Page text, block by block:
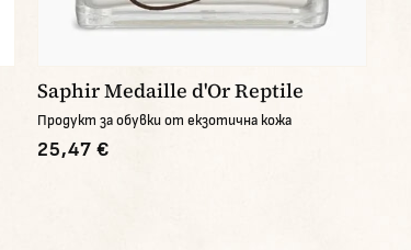
Saphir Medaille d'Or Reptile
Продукт за обувки от екзотична кожа
25,47 €